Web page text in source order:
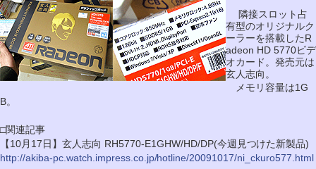
隣接スロット占
有型のオリジナルク
ーラーを搭載したR
adeon HD 5770ビデ
オカード。発売元は
玄人志向。
メモリ容量は1G
B。
□関連記事
【10月17日】玄人志向 RH5770-E1GHW/HD/DP(今週見つけた新製品)
http://akiba-pc.watch.impress.co.jp/hotline/20091017/ni_ckuro577.html